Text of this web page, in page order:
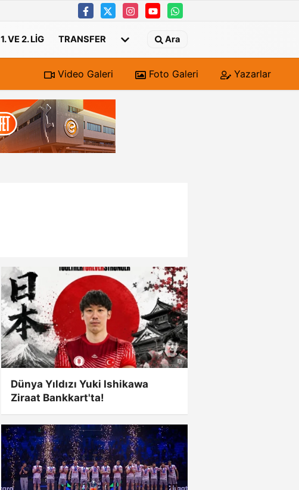
1. VE 2. LIG TRANSFER Ara
Video Galeri Foto Galeri Yazarlar
Dünya Yıldızı Yuki Ishikawa
Ziraat Bankkart'ta!